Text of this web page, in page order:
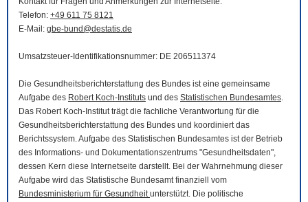
Telefon: +49 611 75 8121
E-Mail : gbe-bund@destatis.de
Umsatzsteuer-Identifikationsnummer: DE 206511374
Die Gesundheitsberichterstattung des Bundes ist eine gemeinsame
Aufgabe des Robert Koch-Instituts und des Statistischen Bundesamtes.
Das Robert Koch-Institut trägt die fachliche Verantwortung für die
Gesundheitsberichterstattung des Bundes und koordiniert das
Berichtssystem. Aufgabe des Statistischen Bundesamtes ist der Betrieb
des Informations- und Dokumentationszentrums "Gesundheitsdaten",
dessen Kern diese Internetseite darstellt. Bei der Wahrnehmung dieser
Aufgabe wird das Statistische Bundesamt finanziell vom
Bundesministerium für Gesundheitunterstützt. Die politische